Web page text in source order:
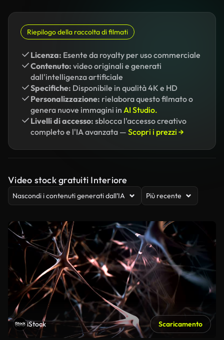
Riepilogo della raccolta di filmati
Licenza: Esente da royalty per uso commerciale
Contenuto: video originali e generati
dall'intelligenza artificiale
Specifiche: Disponibile in qualità 4K e HD
Personalizzazione: rielabora questo filmato o
genera nuove immagini in AI Studio.
Livelli di accesso: sblocca l'accesso creativo
completo e l'IA avanzata — Scopri i prezzi →
Video stock gratuiti Interiore
Nascondi i contenuti generati dall’IA Più recente
iStock Scaricamento